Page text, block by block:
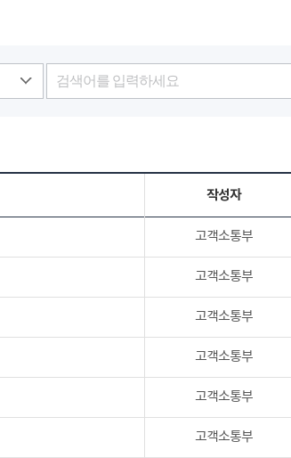
작성자
고객소통부
고객소통부
고객소통부
고객소통부
고객소통부
고객소통부